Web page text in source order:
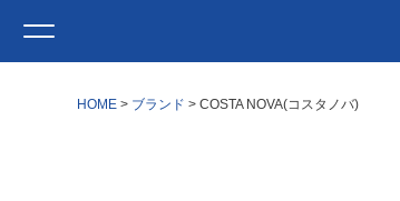
HOME ブランド COSTA NOVA(コスタノバ)